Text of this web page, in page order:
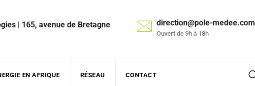
| 165, avenue de Bretagne
direction@pole-medee.com
Ouvert de 9h à 18h
EN AFRIQUE RÉSEAU CONTACT